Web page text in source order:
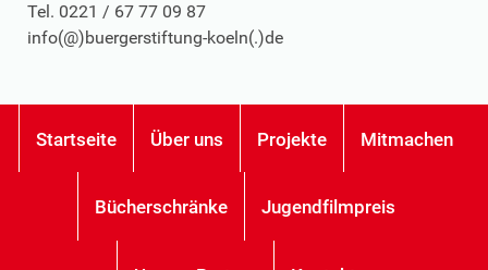
Tel. 0221 / 67 77 09 87
info(@)buergerstiftung-koeln(.)de
Startseite Über uns Projekte Mitmachen
Bücherschränke Jugendfilmpreis